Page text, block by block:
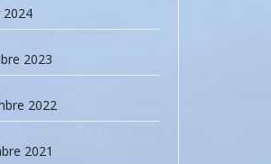
2024
2023
2022
2021